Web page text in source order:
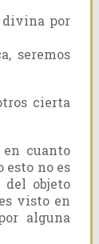
divina por
seremos
cierta
cuanto
esto no es
objeto
visto en
alguna